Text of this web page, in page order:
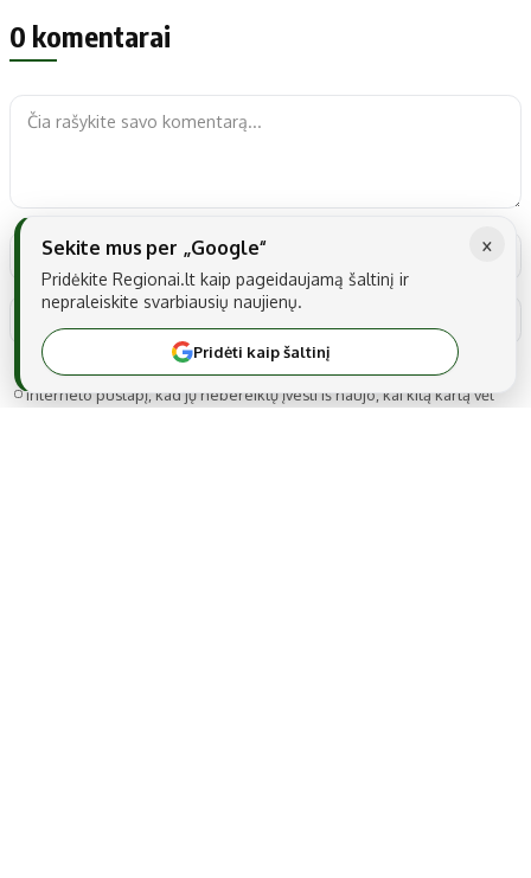
0 komentarai
Noriu savo interneto naršyklėje išsaugoti vardą, el. pašto adresą ir
interneto puslapį, kad jų nebereiktų įvesti iš naujo, kai kitą kartą vėl
×
Sekite mus per „Google“
Pridėkite Regionai.lt kaip pageidaujamą šaltinį ir
nepraleiskite svarbiausių naujienų.
Pridėti kaip šaltinį